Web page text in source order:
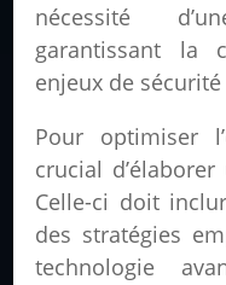
nécessité
garantissant la
enjeux de
Pour optimiser
crucial
Celle-ci doit
des stratégies
technologie